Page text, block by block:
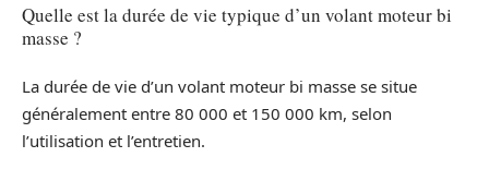
Quelle est la durée de vie typique d’un volant moteur bi
masse ?
La durée de vie d’un volant moteur bi masse se situe
généralement entre 80 000 et 150 000 km, selon
l’utilisation et l’entretien.